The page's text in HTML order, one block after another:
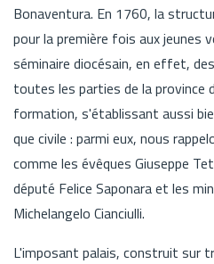
Bonaventura. En 1760, la
pour la première fois aux jeunes
séminaire diocésain, en effet,
toutes les parties de la province
formation, s'établissant aussi
que civile : parmi eux, nous
comme les évêques Giuseppe
député Felice Saponara et les
Michelangelo Cianciulli.
L'imposant palais, construit sur